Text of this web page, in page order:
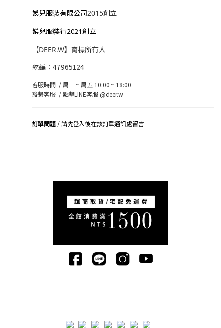
娣兒服裝有限公司2015創立
娣兒服裝行2021創立
【DEER.W】商標所有人
統編：47965124
客服時間 / 周一 ~ 周五 10:00 ~ 18:00
聯繫客服 /點擊LINE客服 @deer.w
訂單問題 / 請先登入後在該訂單通訊處留言